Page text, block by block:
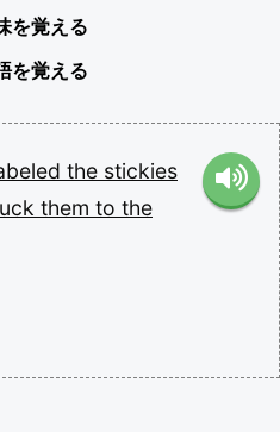
を覚える
を覚える
the stickies
them to the